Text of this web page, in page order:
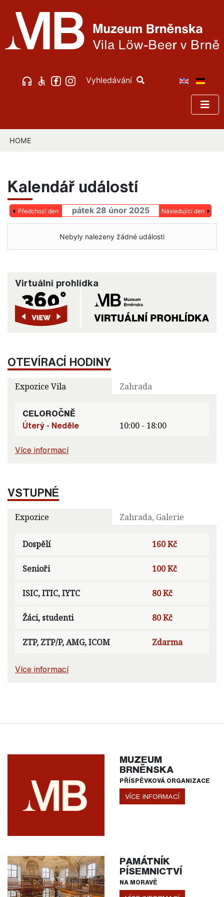
Vyhledávání
HOME
Kalendář událostí
Předchozí den pátek 28 únor 2025 Následující den
Nebyly nalezeny žádné události
Virtuální prohlídka
OTEVÍRACÍ HODINY
Expozice Vila Zahrada
CELOROČNĚ
Úterý - Neděle
10:00 - 18:00
Více informací
VSTUPNÉ
Expozice Zahrada, Galerie
Dospělí 160 Kč
Senioři 100 Kč
ISIC, ITIC, IYTC 80 Kč
Žáci, studenti 80 Kč
ZTP, ZTP/P, AMG, ICOM Zdarma
Více informací
MUZEUM
BRNĚNSKA
PŘÍSPĚVKOVÁ ORGANIZACE
VÍCE INFORMACÍ
PAMÁTNÍK
PÍSEMNICTVÍ
NA MORAVĚ